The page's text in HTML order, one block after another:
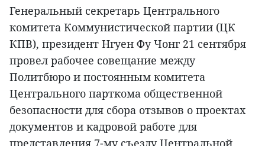
Генеральный секретарь Центрального
комитета Коммунистической партии (ЦК
КПВ), президент Нгуен Фу Чонг 21 сентября
провел рабочее совещание между
Политбюро и постоянным комитета
Центрального парткома общественной
безопасности для сбора отзывов о проектах
документов и кадровой работе для
представления 7-му съезду Центральной